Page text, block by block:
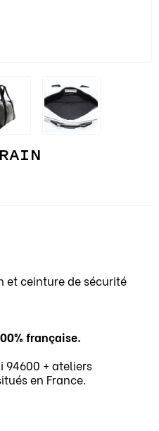
et ceinture de sécurité
française.
94600 + ateliers
en France.